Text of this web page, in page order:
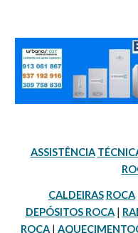
ASSISTÊNCIA
CALDEIRAS ROCA
DEPÓSITOS ROCA |
ROCA |